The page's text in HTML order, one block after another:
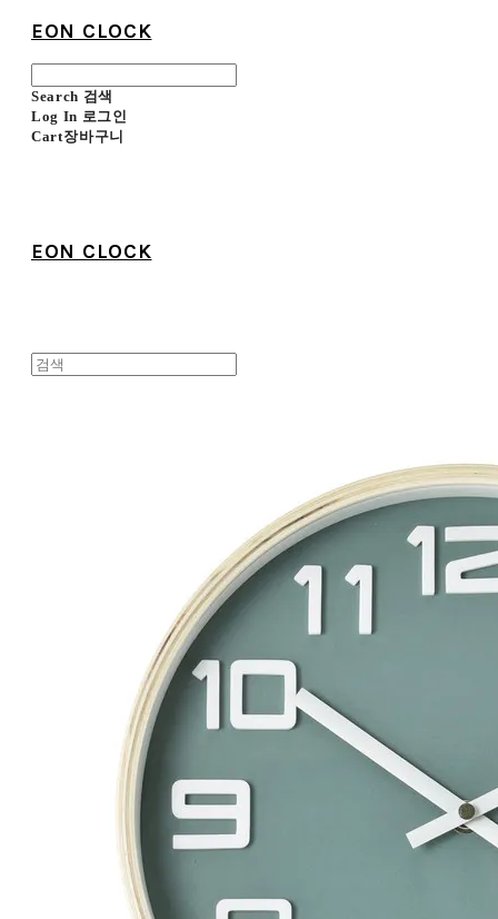
EON CLOCK
Search 검색
Log In 로그인
Cart장바구니
EON CLOCK